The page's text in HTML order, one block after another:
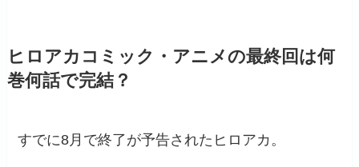
ヒロアカコミック・アニメの最終回は何
巻何話で完結？
すでに8月で終了が予告されたヒロアカ。